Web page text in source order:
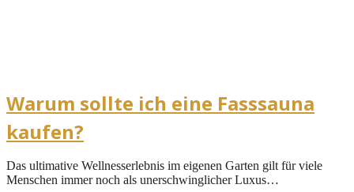
Warum sollte ich eine Fasssauna
kaufen?
Das ultimative Wellnesserlebnis im eigenen Garten gilt für viele
Menschen immer noch als unerschwinglicher Luxus…